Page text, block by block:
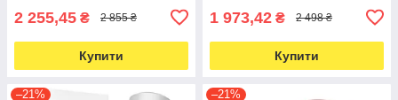
2 255,45 ₴ 2 855 ₴
Купити
1 973,42 ₴ 2 498 ₴
Купити
–21% –21%